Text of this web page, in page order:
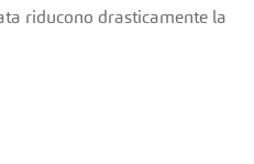
riducono drasticamente la